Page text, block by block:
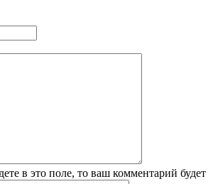
в это поле, то ваш комментарий будет